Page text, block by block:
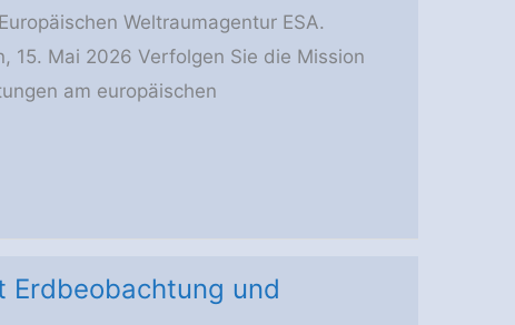
Weltraumagentur ESA.
15. Mai 2026 Verfolgen Sie die Mission
am europäischen
und